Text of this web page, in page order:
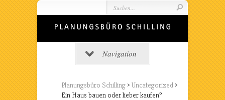
Navigation
Planungsbüro Schilling > Uncategorized >
Ein Haus bauen oder lieber kaufen?